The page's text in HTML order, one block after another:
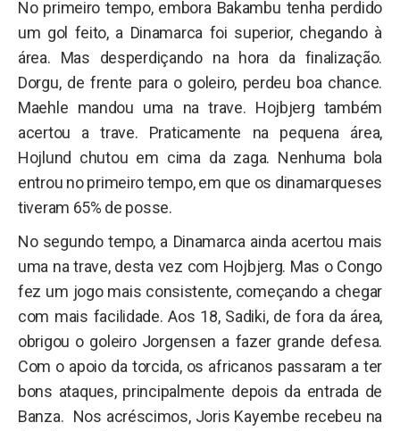
No primeiro tempo, embora Bakambu tenha perdido
um gol feito, a Dinamarca foi superior, chegando à
área. Mas desperdiçando na hora da finalização.
Dorgu, de frente para o goleiro, perdeu boa chance.
Maehle mandou uma na trave. Hojbjerg também
acertou a trave. Praticamente na pequena área,
Hojlund chutou em cima da zaga. Nenhuma bola
entrou no primeiro tempo, em que os dinamarqueses
tiveram 65% de posse.
No segundo tempo, a Dinamarca ainda acertou mais
uma na trave, desta vez com Hojbjerg. Mas o Congo
fez um jogo mais consistente, começando a chegar
com mais facilidade. Aos 18, Sadiki, de fora da área,
obrigou o goleiro Jorgensen a fazer grande defesa.
Com o apoio da torcida, os africanos passaram a ter
bons ataques, principalmente depois da entrada de
Banza. Nos acréscimos, Joris Kayembe recebeu na